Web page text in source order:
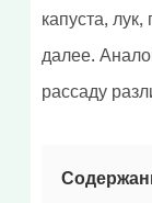
капуста,
далее.
рассаду